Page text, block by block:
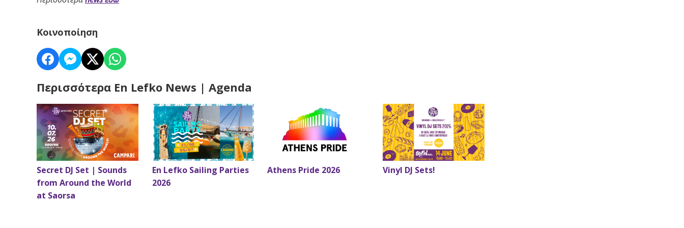
Κοινοποίηση
Περισσότερα En Lefko News | Agenda
Secret DJ Set | Sounds
from Around the World
at Saorsa
En Lefko Sailing Parties
2026
Athens Pride 2026 Vinyl DJ Sets!